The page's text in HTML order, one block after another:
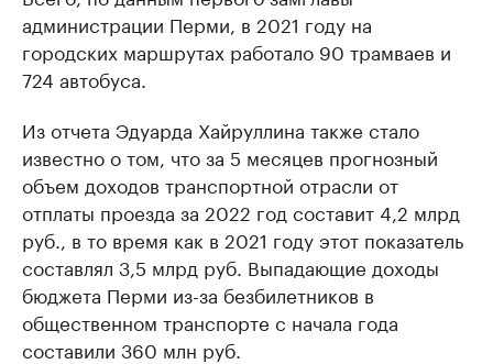
администрации Перми, в 2021 году на
городских маршрутах работало 90 трамваев и
724 автобуса.
Из отчета Эдуарда Хайруллина также стало
известно о том, что за 5 месяцев прогнозный
объем доходов транспортной отрасли от
отплаты проезда за 2022 год составит 4,2 млрд
руб., в то время как в 2021 году этот показатель
составлял 3,5 млрд руб. Выпадающие доходы
бюджета Перми из-за безбилетников в
общественном транспорте с начала года
составили 360 млн руб.